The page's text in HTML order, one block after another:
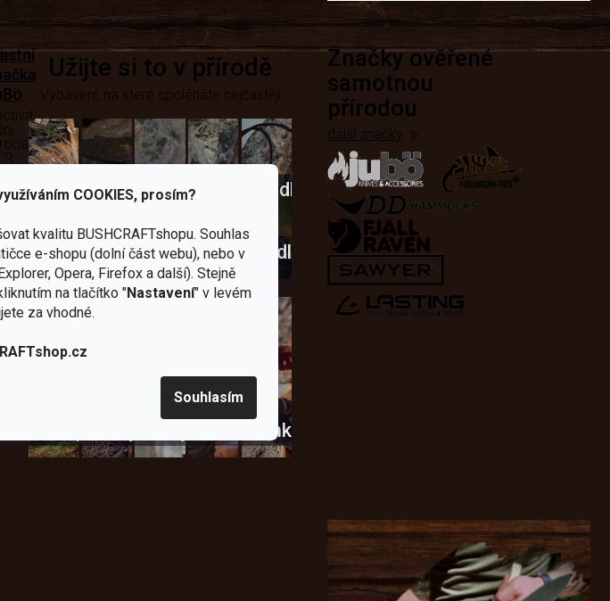
COOKIES, prosím?
kvalitu BUSHCRAFTshopu. Souhlas
e-shopu (dolní část webu), nebo v
Opera, Firefox a další). Stejně
na tlačítko "Nastavení" v levém
za vhodné.
Souhlasím
Užijte si to v přírodě
Vybavení, na které spoléháte nejčastěji
NožeSekery
Vařiče
kartušeNádobí
Křesadla
škrtadla
Novinky
Značky ověřené
samotnou
přírodou
další značky